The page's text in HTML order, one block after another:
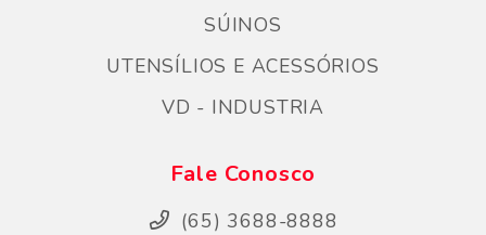
SÚINOS
UTENSÍLIOS E ACESSÓRIOS
VD - INDUSTRIA
Fale Conosco
(65) 3688-8888